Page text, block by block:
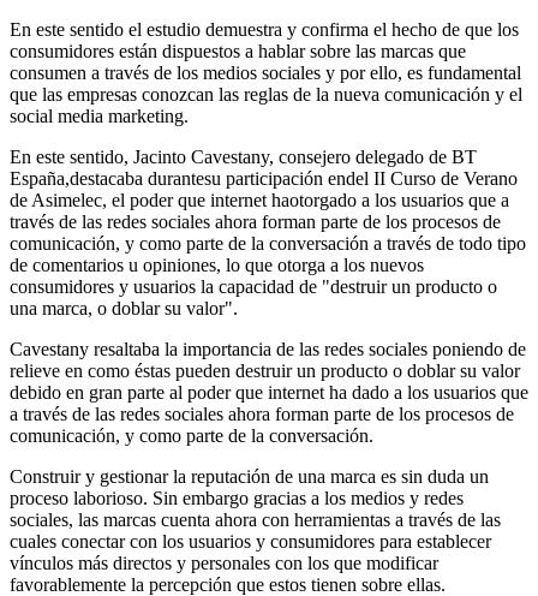
En este sentido el estudio demuestra y confirma el hecho de que los
consumidores están dispuestos a hablar sobre las marcas que
consumen a través de los medios sociales y por ello, es fundamental
que las empresas conozcan las reglas de la nueva comunicación y el
social media marketing.
En este sentido, Jacinto Cavestany, consejero delegado de BT
España,destacaba durantesu participación endel II Curso de Verano
de Asimelec, el poder que internet haotorgado a los usuarios que a
través de las redes sociales ahora forman parte de los procesos de
comunicación, y como parte de la conversación a través de todo tipo
de comentarios u opiniones, lo que otorga a los nuevos
consumidores y usuarios la capacidad de "destruir un producto o
una marca, o doblar su valor".
Cavestany resaltaba la importancia de las redes sociales poniendo de
relieve en como éstas pueden destruir un producto o doblar su valor
debido en gran parte al poder que internet ha dado a los usuarios que
a través de las redes sociales ahora forman parte de los procesos de
comunicación, y como parte de la conversación.
Construir y gestionar la reputación de una marca es sin duda un
proceso laborioso. Sin embargo gracias a los medios y redes
sociales, las marcas cuenta ahora con herramientas a través de las
cuales conectar con los usuarios y consumidores para establecer
vínculos más directos y personales con los que modificar
favorablemente la percepción que estos tienen sobre ellas.